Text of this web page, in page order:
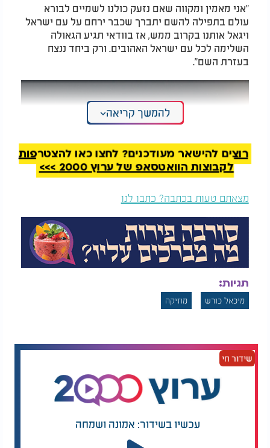
"אני מאמין ומקווה שאם נזעק כולנו לשמיים לבורא
עולם בתפילה להשם יתברך שכבר ירחם על עם ישראל
ויגאל אותנו בקרוב ממש, אז בוודאי תגיע הגאולה
השלימה לכל עם ישראל האהובים. ורק ביחד ננצח
בעזרת השם".
להמשך קריאה
רוצים להישאר מעודכנים? לחצו כאן להצטרפות
לקבוצות הוואטסאפ של ערוץ 2000 >>>
מצאתם טעות בכתבה? כתבו לנו
תגיות:
מיכאל כורש מוזיקה
שידור חי
עכשיו בשידור: אמונה ושמחה